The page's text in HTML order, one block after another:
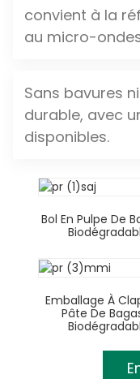
convient à la
au micro-
Sans bavures
durable, avec
disponibles.
Bol En Pulpe De
Emballage À
Pâte De